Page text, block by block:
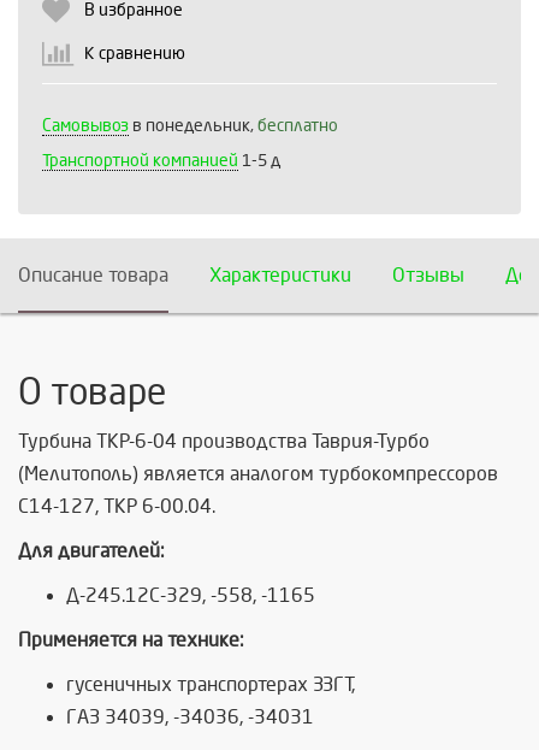
В избранное
К сравнению
Самовывоз в понедельник, бесплатно
Транспортной компанией 1-5 д
Описание товара Характеристики Отзывы
О товаре
Турбина ТКР-6-04 производства Таврия-Турбо
(Мелитополь) является аналогом турбокомпрессоров
С14-127, ТКР 6-00.04.
Для двигателей:
Д-245.12С-329, -558, -1165
Применяется на технике:
гусеничных транспортерах ЗЗГТ,
ГАЗ 34039, -34036, -34031